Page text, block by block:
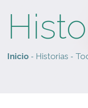
Inicio - Historias -